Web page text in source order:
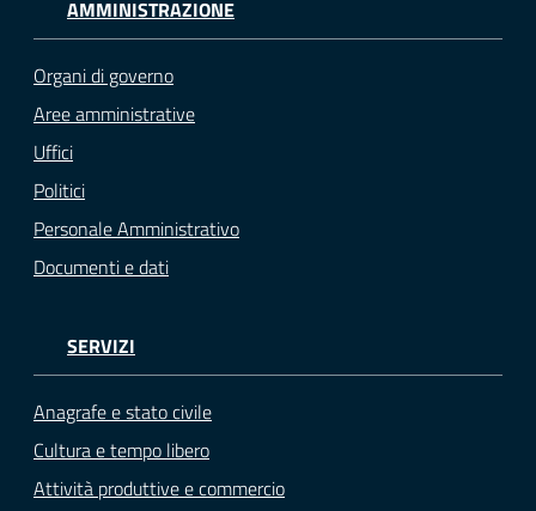
AMMINISTRAZIONE
Organi di governo
Aree amministrative
Uffici
Politici
Personale Amministrativo
Documenti e dati
SERVIZI
Anagrafe e stato civile
Cultura e tempo libero
Attività produttive e commercio